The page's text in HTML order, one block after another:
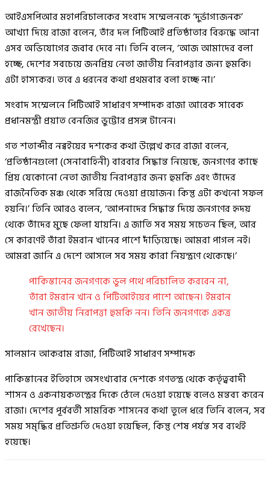
আইএসপিআর মহাপরিচালকের সংবাদ সম্মেলনকে ‘দুর্ভাগ্যজনক’
আখ্যা দিয়ে রাজা বলেন, তাঁর দল পিটিআই প্রতিষ্ঠাতার বিরুদ্ধে আনা
এসব অভিযোগের জবাব দেবে না। তিনি বলেন, ‘আজ আমাদের বলা
হচ্ছে, দেশের সবচেয়ে জনপ্রিয় নেতা জাতীয় নিরাপত্তার জন্য হুমকি।
এটা হাস্যকর। তবে এ ধরনের কথা প্রথমবার বলা হচ্ছে না।’
সংবাদ সম্মেলনে পিটিআই সাধারণ সম্পাদক রাজা আরেক সাবেক
প্রধানমন্ত্রী প্রয়াত বেনজির ভুট্টোর প্রসঙ্গ টানেন।
গত শতাব্দীর নব্বইয়ের দশকের কথা উল্লেখ করে রাজা বলেন,
‘প্রতিষ্ঠানগুলো (সেনাবাহিনী) বারবার সিদ্ধান্ত নিয়েছে, জনগণের কাছে
প্রিয় যেকোনো নেতা জাতীয় নিরাপত্তার জন্য হুমকি এবং তাঁদের
রাজনৈতিক মঞ্চ থেকে সরিয়ে দেওয়া প্রয়োজন। কিন্তু এটা কখনো সফল
হয়নি।’ তিনি আরও বলেন, ‘আপনাদের সিদ্ধান্ত দিয়ে জনগণের হৃদয়
থেকে তাঁদের মুছে ফেলা যায়নি। এ জাতি সব সময় সচেতন ছিল, আর
সে কারণেই তাঁরা ইমরান খানের পাশে দাঁড়িয়েছে। আমরা পাগল নই।
আমরা জানি এ দেশে আসলে সব সময় কারা নিয়ন্ত্রণে থেকেছে।’
পাকিস্তানের জনগণকে ভুল পথে পরিচালিত করবেন না,
তাঁরা ইমরান খান ও পিটিআইয়ের পাশে আছেন। ইমরান
খান জাতীয় নিরাপত্তা হুমকি নন। তিনি জনগণকে একত্র
রেখেছেন।
সালমান আকরাম রাজা, পিটিআই সাধারণ সম্পাদক
পাকিস্তানের ইতিহাসে অসংখ্যবার দেশকে গণতন্ত্র থেকে কর্তৃত্ববাদী
শাসন ও একনায়কতন্ত্রের দিকে ঠেলে দেওয়া হয়েছে বলেও মন্তব্য করেন
রাজা। দেশের পূর্ববর্তী সামরিক শাসনের কথা তুলে ধরে তিনি বলেন, সব
সময় সমৃদ্ধির প্রতিশ্রুতি দেওয়া হয়েছিল, কিন্তু শেষ পর্যন্ত সব ব্যর্থই
হয়েছে।